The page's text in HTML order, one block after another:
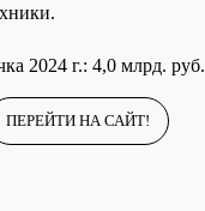
2024 г.: 4,0 млрд. руб.
ПЕРЕЙТИ НА САЙТ!